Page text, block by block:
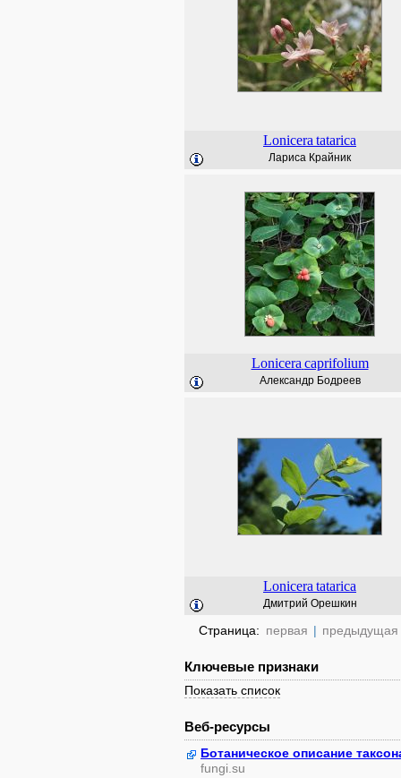
Lonicera tatarica
Лариса Крайник
Lonicera caprifolium
Александр Бодреев
Lonicera tatarica
Дмитрий Орешкин
Страница: первая | предыдущая
Ключевые признаки
Показать список
Веб-ресурсы
Ботаническое описание
fungi.su